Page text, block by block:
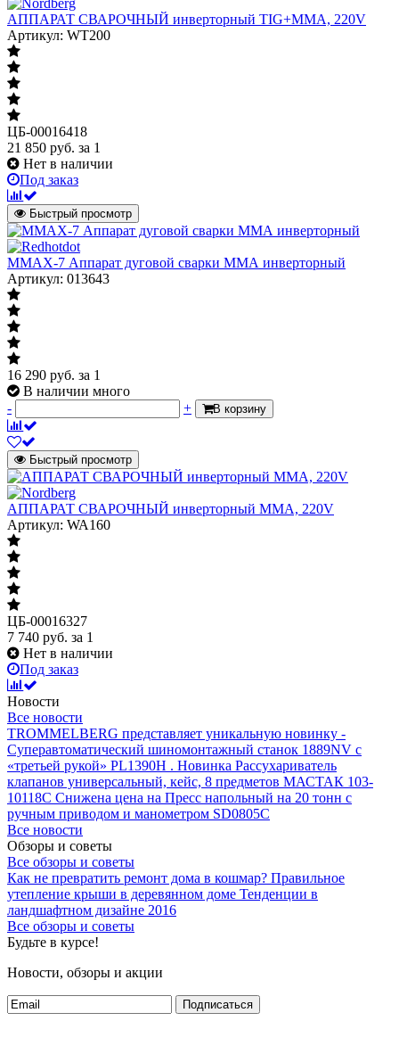
АППАРАТ СВАРОЧНЫЙ инверторный TIG+MMA, 220V
Артикул: WT200
ЦБ-00016418
21 850 руб. за 1
Нет в наличии
Под заказ
Быстрый просмотр
MMAX-7 Аппарат дуговой сварки ММА инверторный
Артикул: 013643
16 290 руб. за 1
В наличии много
-
+ В корзину
Быстрый просмотр
АППАРАТ СВАРОЧНЫЙ инверторный MMA, 220V
Артикул: WA160
ЦБ-00016327
7 740 руб. за 1
Нет в наличии
Под заказ
Новости
Все новости
TROMMELBERG представляет уникальную новинку -
Суперавтоматический шиномонтажный станок 1889NV с
«третьей рукой» PL1390H . Новинка Рассухариватель
клапанов универсальный, кейс, 8 предметов МАСТАК 103-
10118C Снижена цена на Пресс напольный на 20 тонн с
ручным приводом и манометром SD0805C
Все новости
Обзоры и советы
Все обзоры и советы
Как не превратить ремонт дома в кошмар? Правильное
утепление крыши в деревянном доме Тенденции в
ландшафтном дизайне 2016
Все обзоры и советы
Будьте в курсе!
Новости, обзоры и акции
Подписаться